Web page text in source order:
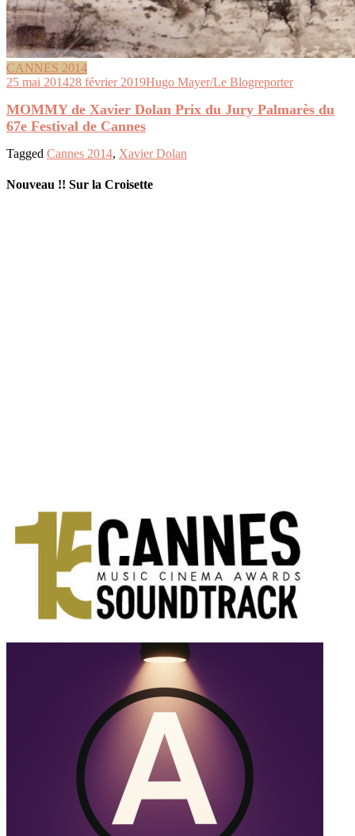
CANNES 2014
25 mai 201428 février 2019Hugo Mayer/Le Blogreporter
MOMMY de Xavier Dolan Prix du Jury Palmarès du
67e Festival de Cannes
Tagged Cannes 2014, Xavier Dolan
Nouveau !! Sur la Croisette